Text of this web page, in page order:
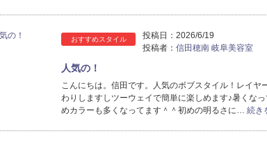
おすすめスタイル 投稿日： 2026/6/19
投稿者： 信田穂南 岐阜美容室
人気の！
こんにちは。信田です。人気のボブスタイル！レイヤ
わりしますしツーウェイで簡単に楽しめます♪暑くな
めカラーも多くなってます＾＾初めの明るさに… 続き